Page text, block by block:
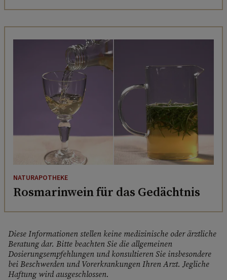
NATURAPOTHEKE
Rosmarinwein für das Gedächtnis
Diese Informationen stellen keine medizinische oder ärztliche
Beratung dar. Bitte beachten Sie die allgemeinen
Dosierungsempfehlungen und konsultieren Sie insbesondere
bei Beschwerden und Vorerkrankungen Ihren Arzt. Jegliche
Haftung wird ausgeschlossen.